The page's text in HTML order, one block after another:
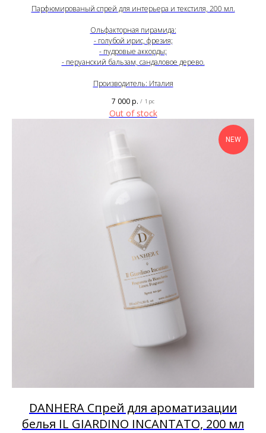
Парфюмированый спрей для интерьера и текстиля, 200 мл.
Ольфакторная пирамида:
- голубой ирис, фрезия;
- пудровые аккорды;
- перуанский бальзам, сандаловое дерево.
Производитель: Италия
7 000р. / 1 pc
Out of stock
NEW
DANHERA Спрей для ароматизации
белья IL GIARDINO INCANTATO, 200 мл